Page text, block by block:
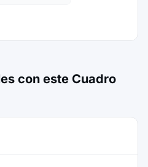
con este Cuadro